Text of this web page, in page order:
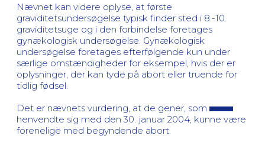
Nævnet kan videre oplyse, at første
graviditetsundersøgelse typisk finder sted i 8.-10.
graviditetsuge og i den forbindelse foretages
gynækologisk undersøgelse. Gynækologisk
undersøgelse foretages efterfølgende kun under
særlige omstændigheder for eksempel, hvis der er
oplysninger, der kan tyde på abort eller truende for
tidlig fødsel.
Det er nævnets vurdering, at de gener, som
henvendte sig med den 30. januar 2004, kunne være
forenelige med begyndende abort.